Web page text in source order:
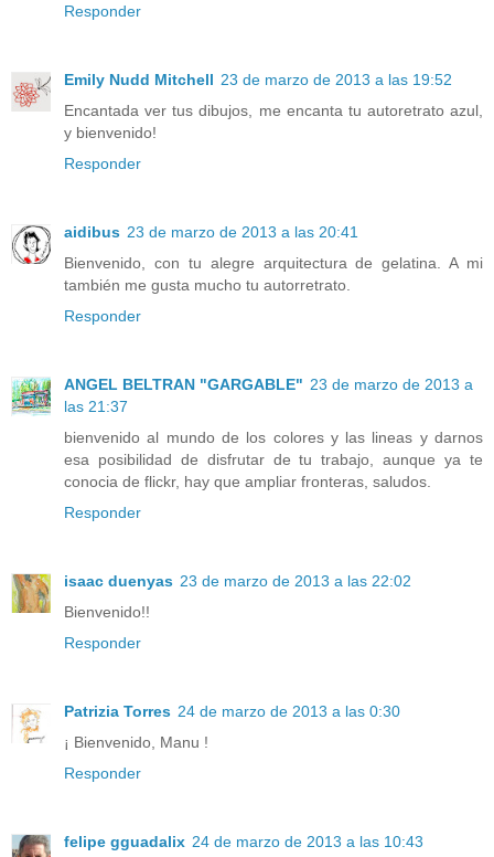
Responder
Emily Nudd Mitchell 23 de marzo de 2013 a las 19:52
Encantada ver tus dibujos, me encanta tu autoretrato azul,
y bienvenido!
Responder
aidibus 23 de marzo de 2013 a las 20:41
Bienvenido, con tu alegre arquitectura de gelatina. A mi
también me gusta mucho tu autorretrato.
Responder
ANGEL BELTRAN "GARGABLE" 23 de marzo de 2013 a
las 21:37
bienvenido al mundo de los colores y las lineas y darnos
esa posibilidad de disfrutar de tu trabajo, aunque ya te
conocia de flickr, hay que ampliar fronteras, saludos.
Responder
isaac duenyas 23 de marzo de 2013 a las 22:02
Bienvenido!!
Responder
Patrizia Torres 24 de marzo de 2013 a las 0:30
¡ Bienvenido, Manu !
Responder
felipe gguadalix 24 de marzo de 2013 a las 10:43